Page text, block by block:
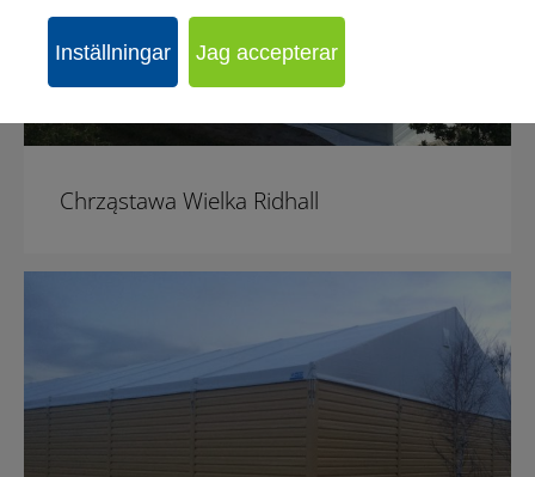
Chrząstawa Wielka Ridhall
Inställningar Jag accepterar